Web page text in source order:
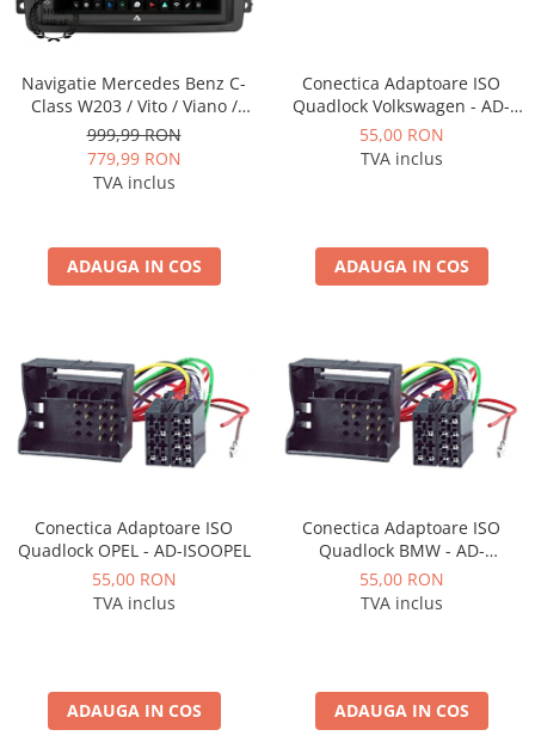
Camere Opel
Camere Iveco
Camere Renault
Camere Fiat
Camere Citroen
Camere Fiat
Camere înregistrare trafic
Accesorii multimedia
Conectică Auto
Conectică Auto
Conectică Volkswagen
Navigatie Mercedes Benz C-
Class W203 / Vito / Viano /
CLK, Android, P-Octacore /
2GB RAM + 32GB ROM, 7 Inch
- AD-BGP1002+AD-BGRBE014
999,99 RON
779,99 RON
TVA inclus
ADAUGA IN COS
Conectica Adaptoare ISO
Quadlock Volkswagen - AD-
ISOVW
55,00 RON
TVA inclus
ADAUGA IN COS
Conectica Adaptoare ISO
Quadlock OPEL - AD-ISOOPEL
55,00 RON
TVA inclus
ADAUGA IN COS
Conectica Adaptoare ISO
Quadlock BMW - AD-
ISOBMW2
55,00 RON
TVA inclus
ADAUGA IN COS